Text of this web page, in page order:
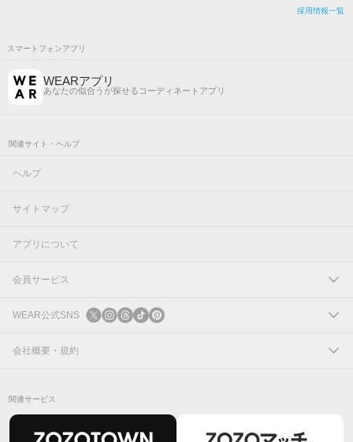
採用情報一覧
スマートフォンアプリ
WEARアプリ
あなたの似合うが探せるコーディネートアプリ
関連サイト・ヘルプ
ヘルプ
サイトマップ
アプリについて
会員サービス
ログイン
新規会員登録
WEAR公式SNS
X
会社概要・規約
関連サービス